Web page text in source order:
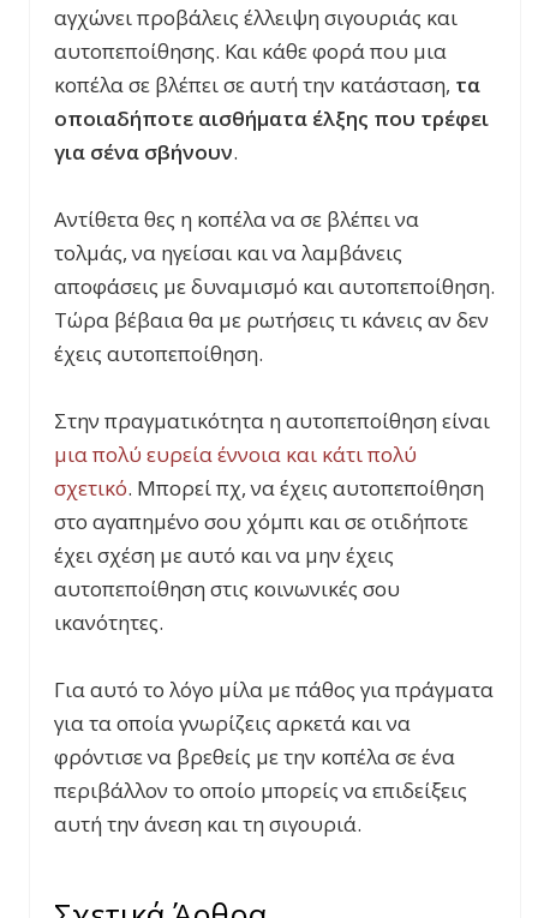
αγχώνει προβάλεις έλλειψη σιγουριάς και
αυτοπεποίθησης. Και κάθε φορά που μια
κοπέλα σε βλέπει σε αυτή την κατάσταση, τα
οποιαδήποτε αισθήματα έλξης που τρέφει
για σένα σβήνουν.
Αντίθετα θες η κοπέλα να σε βλέπει να
τολμάς, να ηγείσαι και να λαμβάνεις
αποφάσεις με δυναμισμό και αυτοπεποίθηση.
Τώρα βέβαια θα με ρωτήσεις τι κάνεις αν δεν
έχεις αυτοπεποίθηση.
Στην πραγματικότητα η αυτοπεποίθηση είναι
μια πολύ ευρεία έννοια και κάτι πολύ
σχετικό. Μπορεί πχ, να έχεις αυτοπεποίθηση
στο αγαπημένο σου χόμπι και σε οτιδήποτε
έχει σχέση με αυτό και να μην έχεις
αυτοπεποίθηση στις κοινωνικές σου
ικανότητες.
Για αυτό το λόγο μίλα με πάθος για πράγματα
για τα οποία γνωρίζεις αρκετά και να
φρόντισε να βρεθείς με την κοπέλα σε ένα
περιβάλλον το οποίο μπορείς να επιδείξεις
αυτή την άνεση και τη σιγουριά.